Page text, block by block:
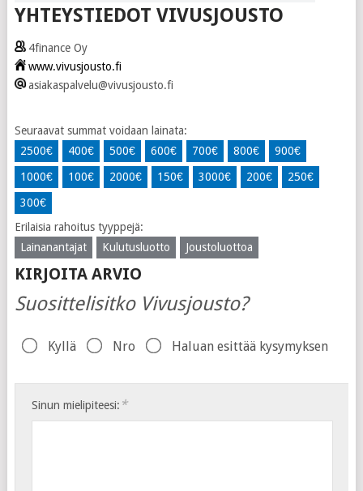
YHTEYSTIEDOT VIVUSJOUSTO
4finance Oy
www.vivusjousto.fi
asiakaspalvelu@vivusjousto.fi
Seuraavat summat voidaan lainata:
2500€
400€ 500€ 600€ 700€ 800€
900€
1000€
100€ 2000€ 150€ 3000€ 200€
250€
300€
Erilaisia ​​rahoitus tyyppejä:
Lainanantajat
Kulutusluotto Joustoluottoa
KIRJOITA ARVIO
Suosittelisitko Vivusjousto?
Kyllä Nro Haluan esittää kysymyksen
Sinun mielipiteesi: *